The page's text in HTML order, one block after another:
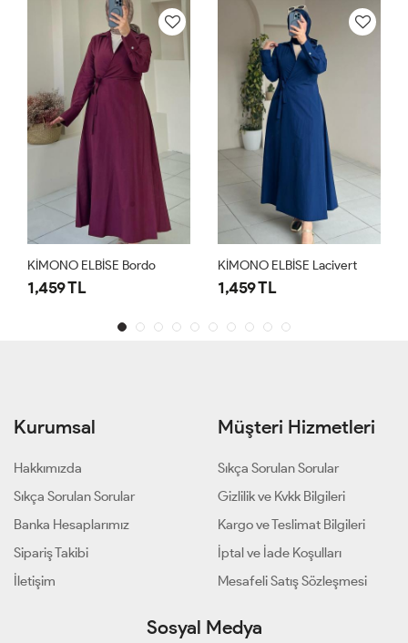
KİMONO ELBİSE Bordo
1,459 TL
KİMONO ELBİSE Lacivert
1,459 TL
Kurumsal
Hakkımızda
Sıkça Sorulan Sorular
Banka Hesaplarımız
Sipariş Takibi
İletişim
Müşteri Hizmetleri
Sıkça Sorulan Sorular
Gizlilik ve Kvkk Bilgileri
Kargo ve Teslimat Bilgileri
İptal ve İade Koşulları
Mesafeli Satış Sözleşmesi
Sosyal Medya